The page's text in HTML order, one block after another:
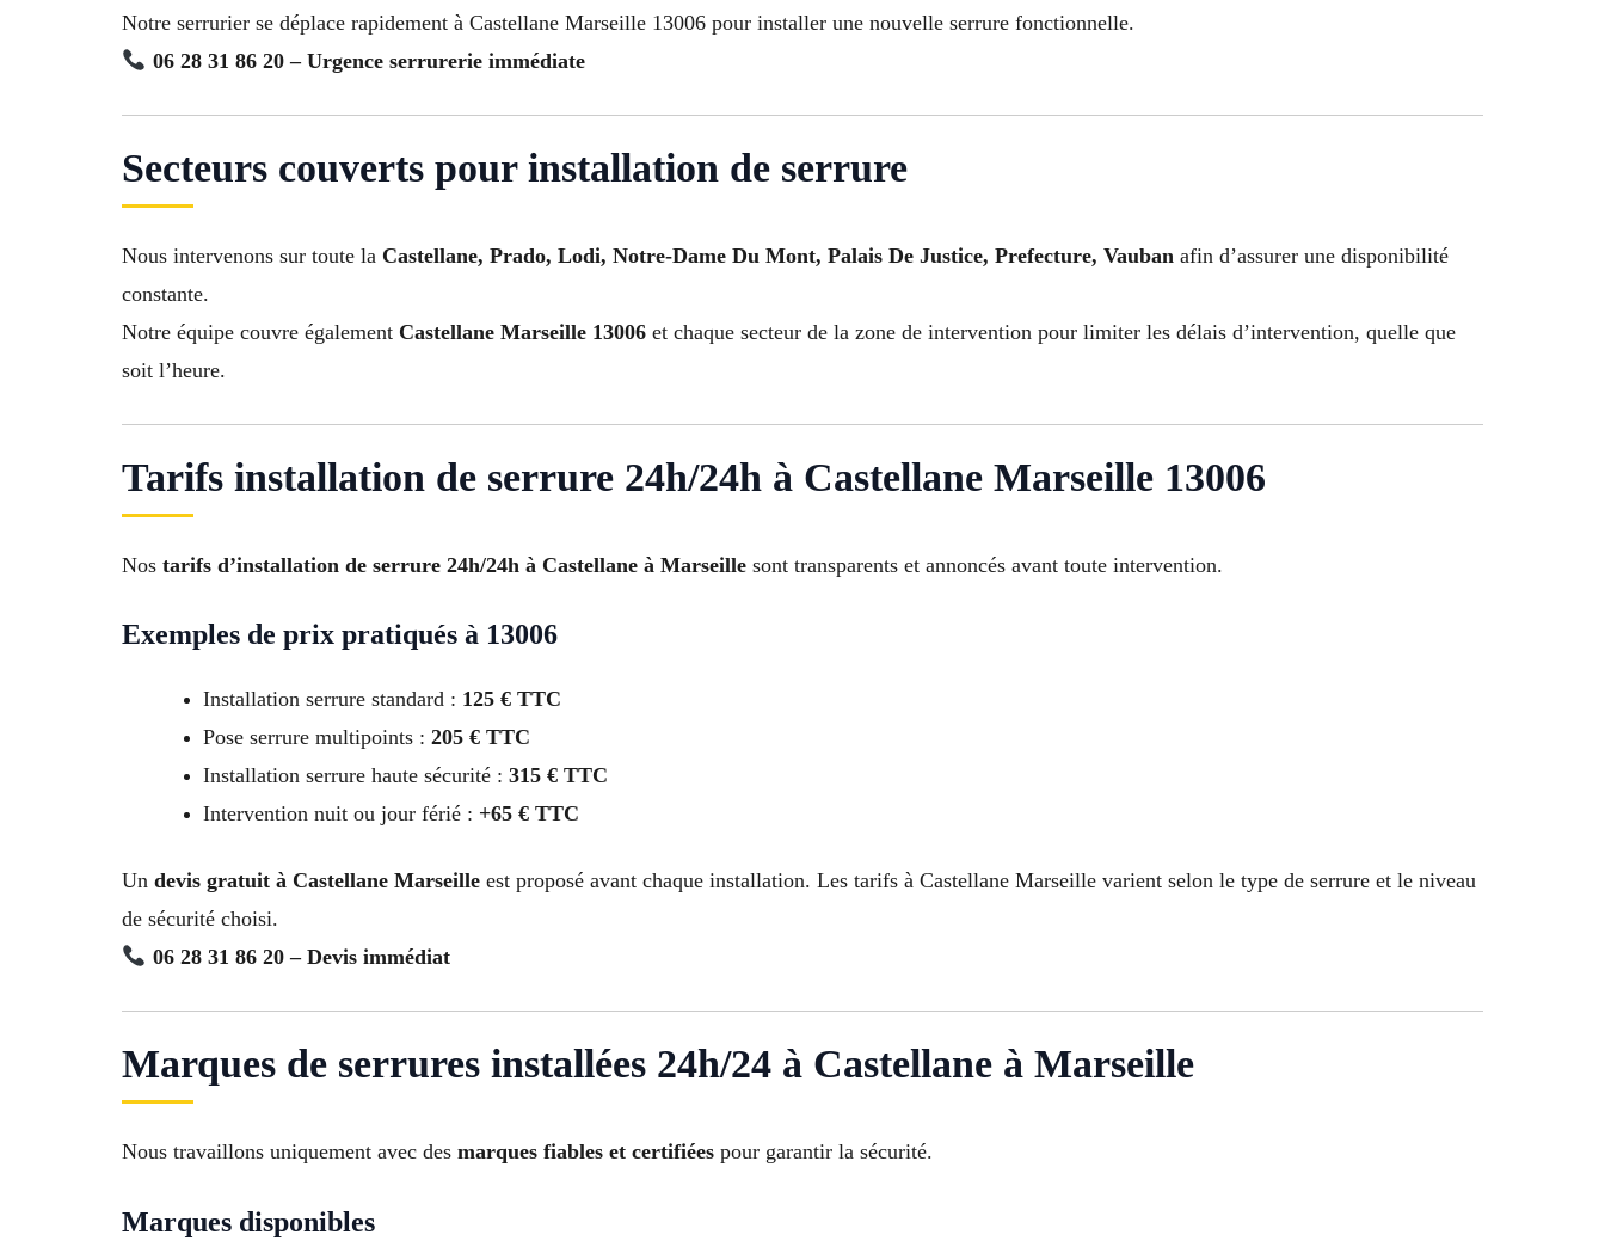
Notre serrurier se déplace rapidement à Castellane Marseille 13006 pour installer une nouvelle serrure fonctionnelle.
06 28 31 86 20 – Urgence serrurerie immédiate
Secteurs couverts pour installation de serrure
Nous intervenons sur toute la Castellane, Prado, Lodi, Notre-Dame Du Mont, Palais De Justice, Prefecture, Vauban afin d’assurer une disponibilité
constante.
Notre équipe couvre également Castellane Marseille 13006 et chaque secteur de la zone de intervention pour limiter les délais d’intervention, quelle que
soit l’heure.
Tarifs installation de serrure 24h/24h à Castellane Marseille 13006
Nos tarifs d’installation de serrure 24h/24h à Castellane à Marseille sont transparents et annoncés avant toute intervention.
Exemples de prix pratiqués à 13006
Installation serrure standard : 125 € TTC
Pose serrure multipoints : 205 € TTC
Installation serrure haute sécurité : 315 € TTC
Intervention nuit ou jour férié : +65 € TTC
Un devis gratuit à Castellane Marseille est proposé avant chaque installation. Les tarifs à Castellane Marseille varient selon le type de serrure et le niveau
de sécurité choisi.
06 28 31 86 20 – Devis immédiat
Marques de serrures installées 24h/24 à Castellane à Marseille
Nous travaillons uniquement avec des marques fiables et certifiées pour garantir la sécurité.
Marques disponibles